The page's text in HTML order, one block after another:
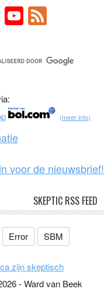
T
wi
tt
er
Y
o
u
T
b
e
F
e
d
(meer info)
voor de nieuwsbrief!
SKEPTIC RSS FEED
Error SBM
zijn skeptisch
-Ward van Beek